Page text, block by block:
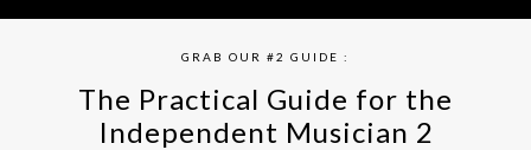
GRAB OUR #2 GUIDE :
The Practical Guide for the
Independent Musician 2